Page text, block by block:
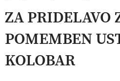
ZA PRIDELAVO
POMEMBEN
KOLOBAR